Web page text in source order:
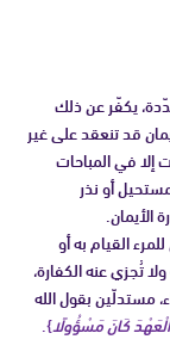
يكفّر عن ذلك
قد تنعقد على غير
إلا في المباحات
أو نذر
القيام به أو
تُجزي عنه الكفارة،
مستدلّين بقول الله
كَانَ مَسْؤُولًا}.